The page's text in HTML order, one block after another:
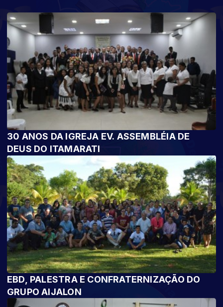
30 ANOS DA IGREJA EV. ASSEMBLÉIA DE
DEUS DO ITAMARATI
EBD, PALESTRA E CONFRATERNIZAÇÃO DO
GRUPO AIJALON